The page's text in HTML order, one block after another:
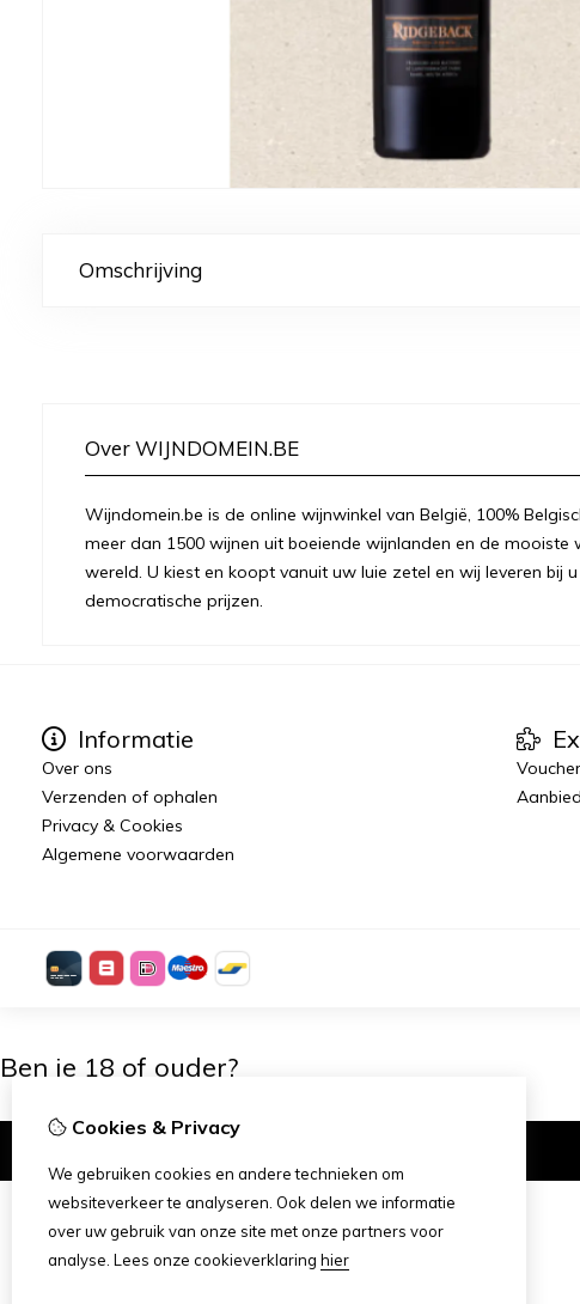
Omschrijving
Over WIJNDOMEIN.BE
Wijndomein.be is de online wijnwinkel van België, 100%
meer dan 1500 wijnen uit boeiende wijnlanden en de mooiste
wereld. U kiest en koopt vanuit uw luie zetel en wij leveren bij
democratische prijzen.
Informatie
Over ons
Verzenden of ophalen
Privacy & Cookies
Algemene voorwaarden
Voucher
Cookies & Privacy
We gebruiken cookies en andere technieken om
websiteverkeer te analyseren. Ook delen we informatie
over uw gebruik van onze site met onze partners voor
analyse. Lees onze cookieverklaring hier
Ben je 18 of ouder?